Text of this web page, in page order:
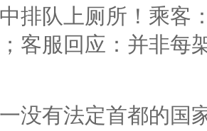
排队上厕所！乘客
客服回应：并非每
没有法定首都的国